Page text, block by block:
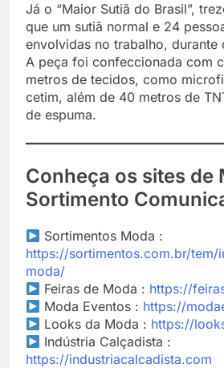
Já o “Maior Sutiã do Brasil”,
que um sutiã normal e 24
envolvidas no trabalho, durante
A peça foi confeccionada com
metros de tecidos, como
cetim, além de 40 metros de
de espuma.
Conheça os sites de
Sortimento
Sortimentos Moda :
https://sortimentos.com.br/tem/
moda/
Feiras de Moda : https://
Moda Eventos : https://
Looks da Moda : https://
Indústria Calçadista :
https://industriacalcadista.com